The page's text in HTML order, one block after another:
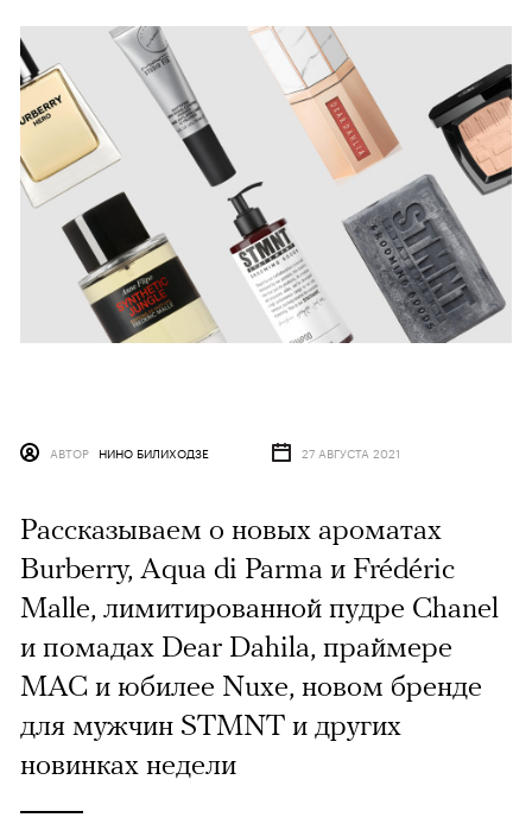
АВТОР НИНО БИЛИХОДЗЕ 27 АВГУСТА 2021
Рассказываем о новых ароматах
Burberry, Aqua di Parma и Frédéric
Malle, лимитированной пудре Chanel
и помадах Dear Dahila, праймере
MAC и юбилее Nuxe, новом бренде
для мужчин STMNT и других
новинках недели